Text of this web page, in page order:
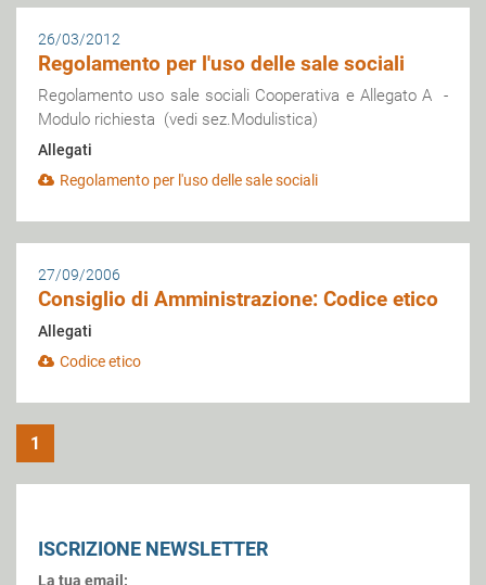
26/03/2012
Regolamento per l'uso delle sale sociali
Regolamento uso sale sociali Cooperativa e Allegato A -
Modulo richiesta (vedi sez.Modulistica)
Allegati
Regolamento per l'uso delle sale sociali
27/09/2006
Consiglio di Amministrazione: Codice etico
Allegati
Codice etico
1
ISCRIZIONE NEWSLETTER
La tua email: